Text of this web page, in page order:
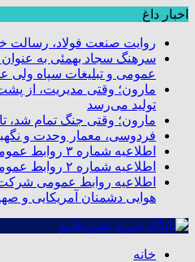
اخبار داغ
روایت صنعت فولاد،‌ رسالت
سرهنگ سجاد بهمئی به
عمومی و تبلیغات سپاه
مارون؛ وقتی مدیریت، از
تولید می‌رسد
مارون؛ وقتی جنگ تمام شد،
فردوسی، معمار وحدت و
اطلاعیه شماره ۳ روابط عمومی شرکت فولاد خوزستان
اطلاعیه شماره ۲ روابط عمومی شرکت فولاد خوزستان
اطلاعیه روابط عمومی
هوایی دشمنان آمریکایی و
خانه